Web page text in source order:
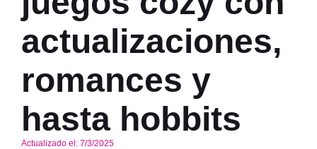
actualizaciones,
romances y
hasta hobbits
Actualizado el: 7/3/2025